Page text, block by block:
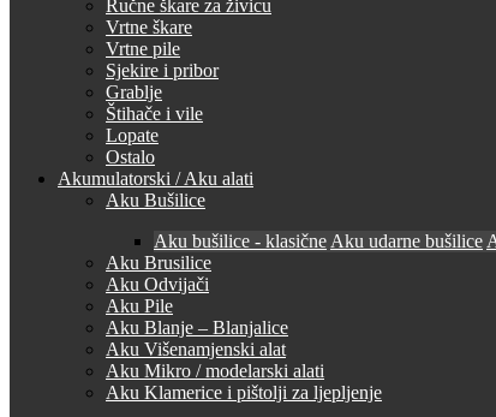
Ručne škare za živicu
Vrtne škare
Vrtne pile
Sjekire i pribor
Grablje
Štihače i vile
Lopate
Ostalo
Akumulatorski / Aku alati
Aku Bušilice
Aku bušilice - klasične Aku udarne bušilice
Aku Brusilice
Aku Odvijači
Aku Pile
Aku Blanje – Blanjalice
Aku Višenamjenski alat
Aku Mikro / modelarski alati
Aku Klamerice i pištolji za ljepljenje